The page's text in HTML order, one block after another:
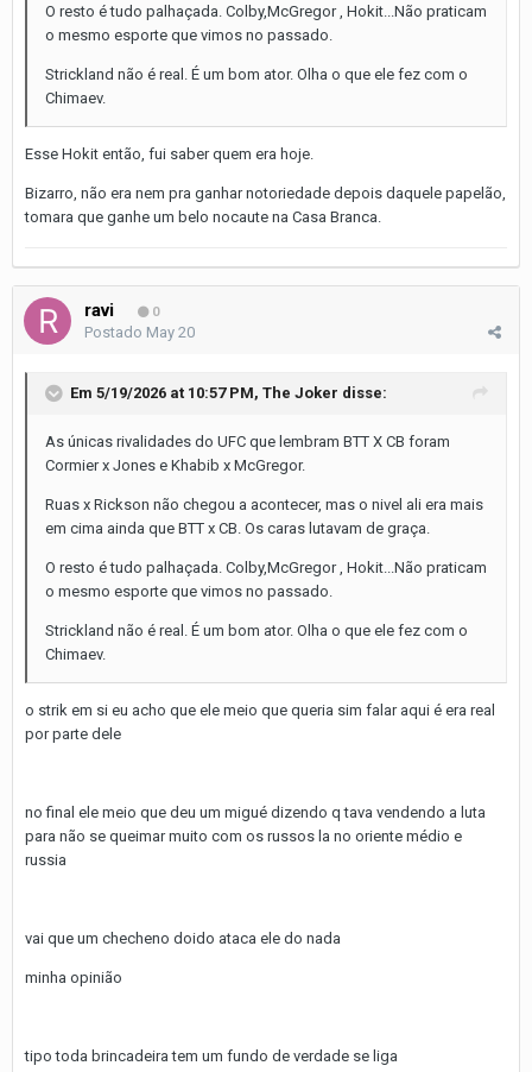
O resto é tudo palhaçada. Colby,McGregor , Hokit...Não praticam
o mesmo esporte que vimos no passado.
Strickland não é real. É um bom ator. Olha o que ele fez com o
Chimaev.
Esse Hokit então, fui saber quem era hoje.
Bizarro, não era nem pra ganhar notoriedade depois daquele papelão,
tomara que ganhe um belo nocaute na Casa Branca.
ravi 0
Postado May 20
Em 5/19/2026 at 10:57 PM, The Joker disse:
As únicas rivalidades do UFC que lembram BTT X CB foram
Cormier x Jones e Khabib x McGregor.
Ruas x Rickson não chegou a acontecer, mas o nivel ali era mais
em cima ainda que BTT x CB. Os caras lutavam de graça.
O resto é tudo palhaçada. Colby,McGregor , Hokit...Não praticam
o mesmo esporte que vimos no passado.
Strickland não é real. É um bom ator. Olha o que ele fez com o
Chimaev.
o strik em si eu acho que ele meio que queria sim falar aqui é era real
por parte dele
no final ele meio que deu um migué dizendo q tava vendendo a luta
para não se queimar muito com os russos la no oriente médio e
russia
vai que um checheno doido ataca ele do nada
minha opinião
tipo toda brincadeira tem um fundo de verdade se liga